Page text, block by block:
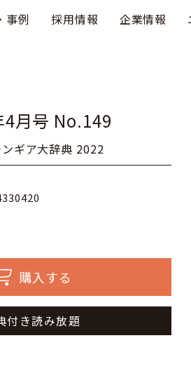
事例 採用情報 企業情報
4月号 No.149
ギア大辞典 2022
購入する
付き読み放題